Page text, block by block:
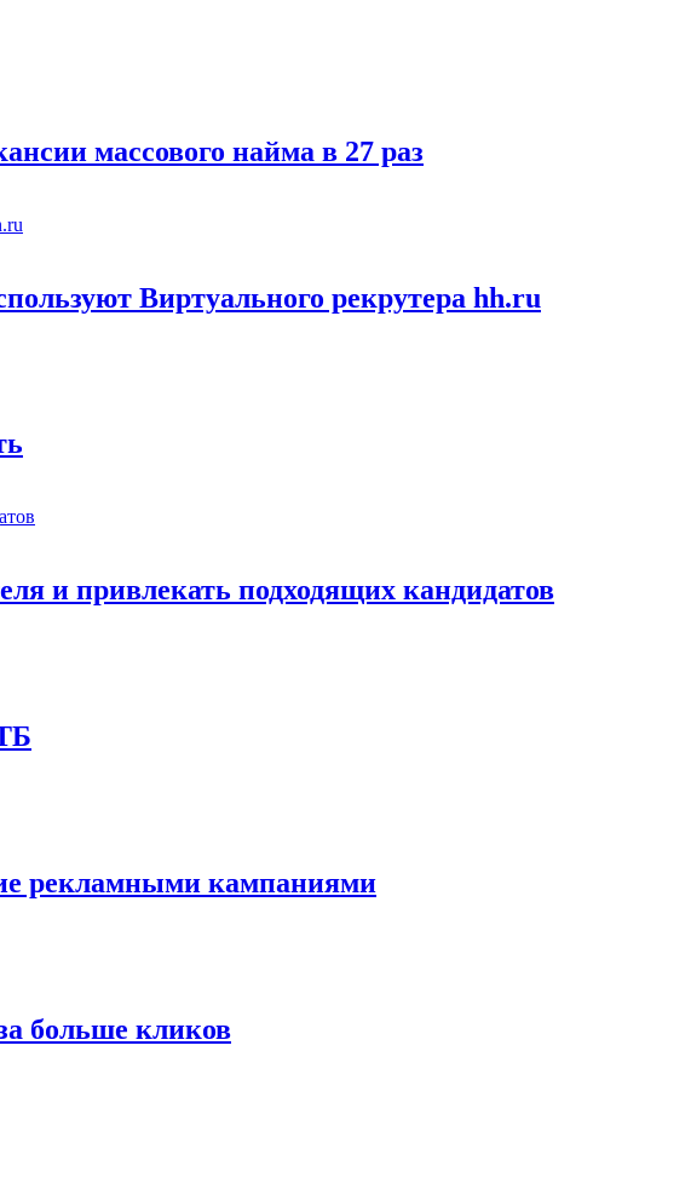
массового найма в 27 раз
Виртуального рекрутера hh.ru
и привлекать подходящих кандидатов
рекламными кампаниями
больше кликов